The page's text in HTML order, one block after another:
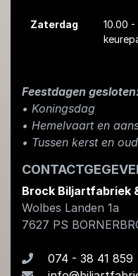
Zaterdag 10.00 -
Feestdagen
• Koningsdag
​• Hemelvaart en
• Tussen kerst en
Brock Biljartfabriek
Wolbes Landen 1a
7627 PS
074 - 38 41 859